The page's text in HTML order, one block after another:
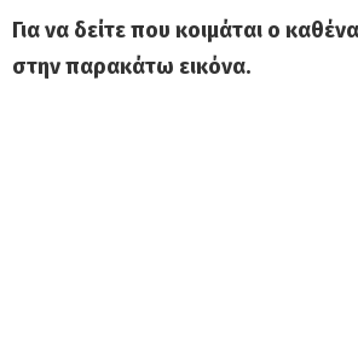
Για να δείτε που κοιμάται ο
στην παρακάτω εικόνα.